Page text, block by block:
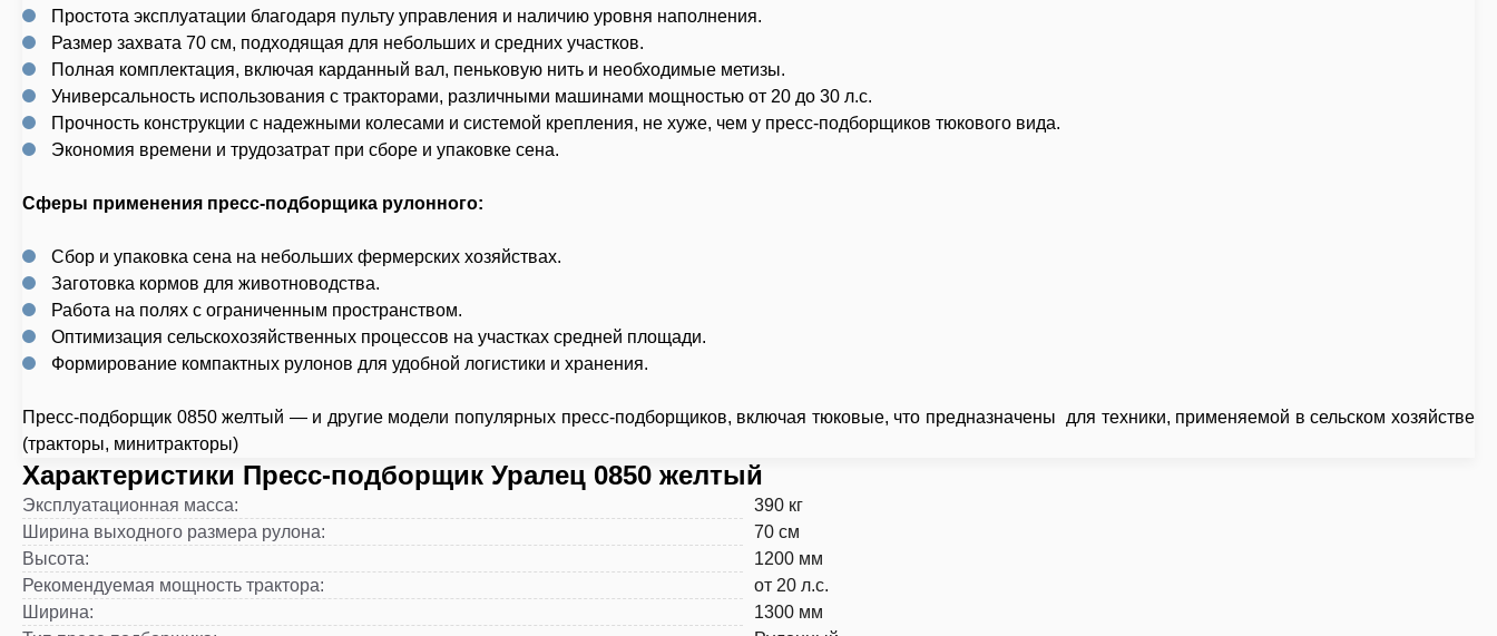
Простота эксплуатации благодаря пульту управления и наличию уровня наполнения.
Размер захвата 70 см, подходящая для небольших и средних участков.
Полная комплектация, включая карданный вал, пеньковую нить и необходимые метизы.
Универсальность использования с тракторами, различными машинами мощностью от 20 до 30 л.с.
Прочность конструкции с надежными колесами и системой крепления, не хуже, чем у пресс-подборщиков тюкового вида.
Экономия времени и трудозатрат при сборе и упаковке сена.
Сферы применения пресс-подборщика рулонного:
Сбор и упаковка сена на небольших фермерских хозяйствах.
Заготовка кормов для животноводства.
Работа на полях с ограниченным пространством.
Оптимизация сельскохозяйственных процессов на участках средней площади.
Формирование компактных рулонов для удобной логистики и хранения.
Пресс-подборщик 0850 желтый — и другие модели популярных пресс-подборщиков, включая тюковые, что предназначены для техники, применяемой в сельском хозяйстве
(тракторы, минитракторы)
Характеристики Пресс-подборщик Уралец 0850 желтый
Эксплуатационная масса:
390 кг
Ширина выходного размера рулона:
70 см
Высота:
1200 мм
Рекомендуемая мощность трактора:
от 20 л.с.
Ширина:
1300 мм